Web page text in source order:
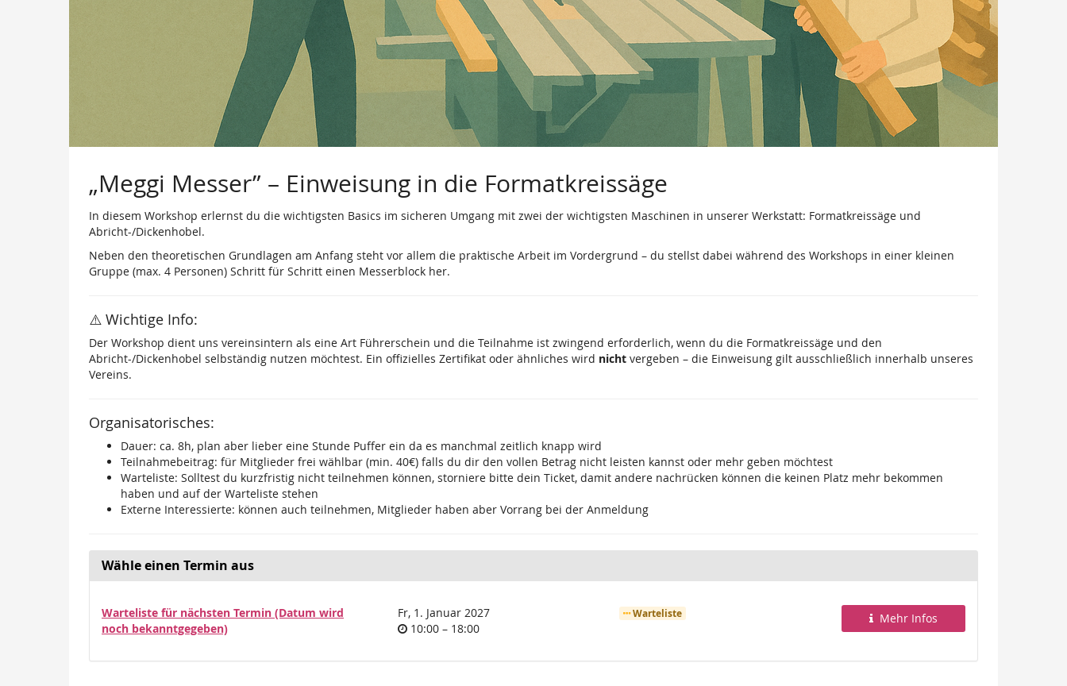
„Meggi Messer” – Einweisung in die Formatkreissäge
In diesem Workshop erlernst du die wichtigsten Basics im sicheren Umgang mit zwei der wichtigsten Maschinen in unserer Werkstatt: Formatkreissäge und
Abricht-/Dickenhobel.
Neben den theoretischen Grundlagen am Anfang steht vor allem die praktische Arbeit im Vordergrund – du stellst dabei während des Workshops in einer kleinen
Gruppe (max. 4 Personen) Schritt für Schritt einen Messerblock her.
⚠️ Wichtige Info:
Der Workshop dient uns vereinsintern als eine Art Führerschein und die Teilnahme ist zwingend erforderlich, wenn du die Formatkreissäge und den
Abricht-/Dickenhobel selbständig nutzen möchtest. Ein offizielles Zertifikat oder ähnliches wird nicht vergeben – die Einweisung gilt ausschließlich innerhalb unseres
Vereins.
Organisatorisches:
Dauer: ca. 8h, plan aber lieber eine Stunde Puffer ein da es manchmal zeitlich knapp wird
Teilnahmebeitrag: für Mitglieder frei wählbar (min. 40€) falls du dir den vollen Betrag nicht leisten kannst oder mehr geben möchtest
Warteliste: Solltest du kurzfristig nicht teilnehmen können, storniere bitte dein Ticket, damit andere nachrücken können die keinen Platz mehr bekommen
haben und auf der Warteliste stehen
Externe Interessierte: können auch teilnehmen, Mitglieder haben aber Vorrang bei der Anmeldung
Wähle einen Termin aus
Warteliste für nächsten Termin (Datum wird
noch bekanntgegeben)
Fr, 1. Januar 2027
Uhrzeit
10:00 –bis
18:00
Warteliste Mehr Infos